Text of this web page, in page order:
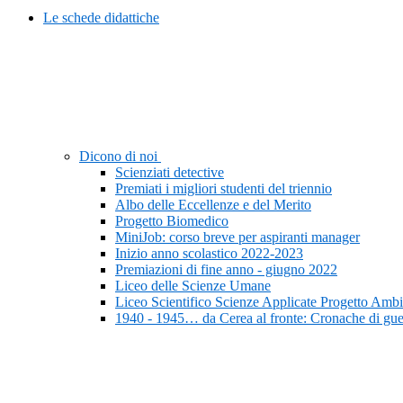
Le schede didattiche
Dicono di noi
Scienziati detective
Premiati i migliori studenti del triennio
Albo delle Eccellenze e del Merito
Progetto Biomedico
MiniJob: corso breve per aspiranti manager
Inizio anno scolastico 2022-2023
Premiazioni di fine anno - giugno 2022
Liceo delle Scienze Umane
Liceo Scientifico Scienze Applicate Progetto
1940 - 1945… da Cerea al fronte: Cronache di